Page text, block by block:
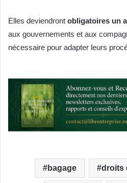
Elles deviendront obligatoires un
aux gouvernements et aux
nécessaire pour adapter leurs
bagage droits